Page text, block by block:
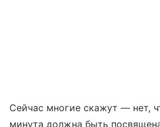
Сейчас многие скажут — нет,
минута должна быть